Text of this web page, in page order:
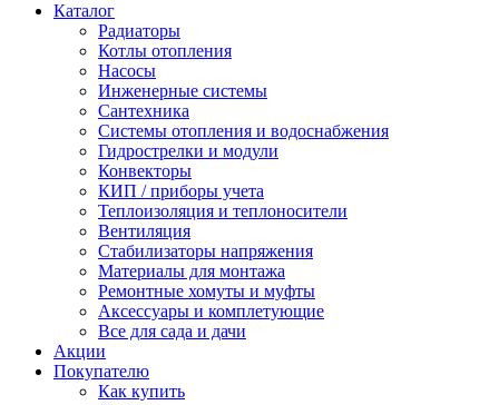
Каталог
Радиаторы
Котлы отопления
Насосы
Инженерные системы
Сантехника
Системы отопления и водоснабжения
Гидрострелки и модули
Конвекторы
КИП / приборы учета
Теплоизоляция и теплоносители
Вентиляция
Стабилизаторы напряжения
Материалы для монтажа
Ремонтные хомуты и муфты
Аксессуары и комплетующие
Все для сада и дачи
Акции
Покупателю
Как купить